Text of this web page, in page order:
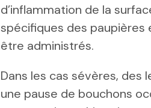
d’inflammation de la
spécifiques des
être administrés.
Dans les cas sévères,
une pause de bouchons